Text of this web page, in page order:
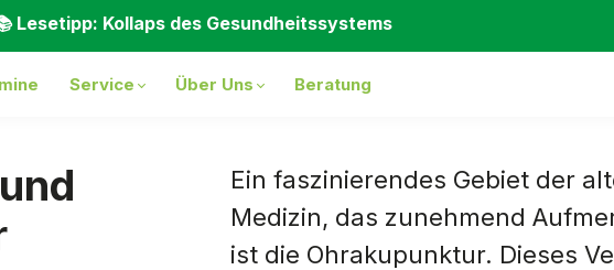
Lesetipp: Kollaps des Gesundheitssystems
Service Über Uns Beratung
Ein faszinierendes Gebiet der
Medizin, das zunehmend
ist die Ohrakupunktur. Dieses